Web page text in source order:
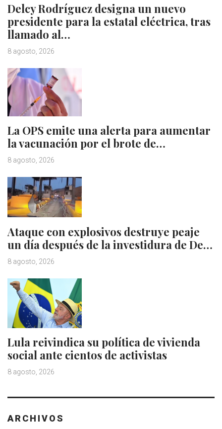
Delcy Rodríguez designa un nuevo
presidente para la estatal eléctrica, tras
llamado al…
8 agosto, 2026
La OPS emite una alerta para aumentar
la vacunación por el brote de…
8 agosto, 2026
Ataque con explosivos destruye peaje
un día después de la investidura de De…
8 agosto, 2026
Lula reivindica su política de vivienda
social ante cientos de activistas
8 agosto, 2026
ARCHIVOS